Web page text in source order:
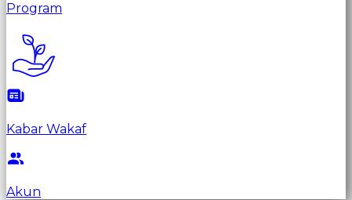
Program
Kabar Wakaf
Akun